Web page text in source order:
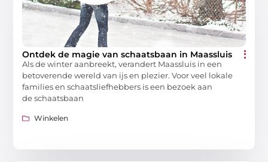
Ontdek de magie van schaatsbaan in Maassluis
Als de winter aanbreekt, verandert Maassluis in een
betoverende wereld van ijs en plezier. Voor veel lokale
families en schaatsliefhebbers is een bezoek aan
de schaatsbaan
Winkelen